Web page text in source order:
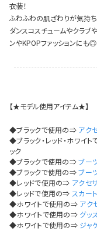
今活躍している多ジャンルダン
衣装！
ふわふわの肌ざわりが気持ち
ダンスコスチュームやクラブ
ンやKPOPファッションにも◎
【★モデル使用アイテム★】
◆ブラックで使用の⇒ アク
◆ブラック・レッド・ホワイ
ック
◆ブラックで使用の⇒ブー
◆ブラックで使用の⇒ブー
◆レッドで使用の⇒ アクセ
◆レッドで使用の⇒ スカート
◆ホワイトで使用の⇒ アク
◆ホワイトで使用の⇒ グッ
◆ホワイトで使用の⇒ ジャ